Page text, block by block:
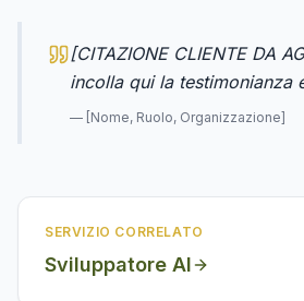
[CITAZIONE CLIENTE DA
incolla qui la testimonianza
— [Nome, Ruolo, Organizzazione]
SERVIZIO CORRELATO
Sviluppatore AI